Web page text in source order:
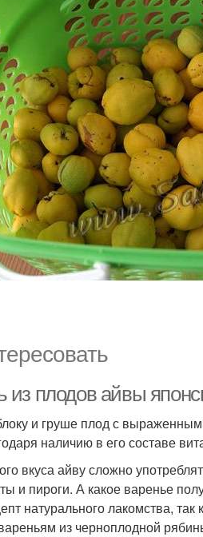
из плодов айвы
и груше плод с
наличию в его составе
вкуса айву сложно
и пироги. А какое варенье
натурального лакомства,
из черноплодной